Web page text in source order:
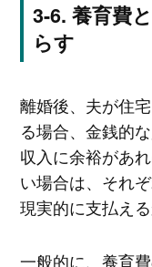
養育費
らす
離婚後、夫が住
る場合、金銭的
収入に余裕があ
い場合は、それ
現実的に支払え
一般的に、養育